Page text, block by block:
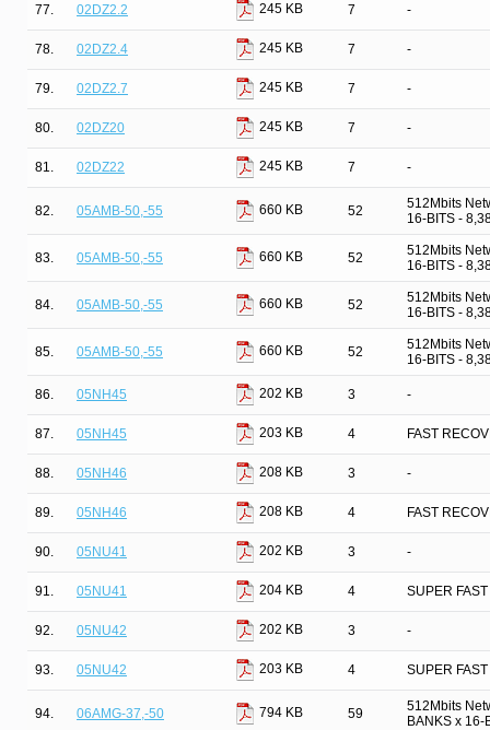
77. 02DZ2.2 245 KB 7 -
78. 02DZ2.4 245 KB 7 -
79. 02DZ2.7 245 KB 7 -
80. 02DZ20 245 KB 7 -
81. 02DZ22 245 KB 7 -
82. 05AMB-50,-55 660 KB 52
512Mbits
16-BITS -
83. 05AMB-50,-55 660 KB 52
512Mbits
16-BITS -
84. 05AMB-50,-55 660 KB 52
512Mbits
16-BITS -
85. 05AMB-50,-55 660 KB 52
512Mbits
16-BITS -
86. 05NH45 202 KB 3 -
87. 05NH45 203 KB 4 FAST
88. 05NH46 208 KB 3 -
89. 05NH46 208 KB 4 FAST
90. 05NU41 202 KB 3 -
91. 05NU41 204 KB 4 SUPER
92. 05NU42 202 KB 3 -
93. 05NU42 203 KB 4 SUPER
94. 06AMG-37,-50 794 KB 59
512Mbits
BANKS x 16-